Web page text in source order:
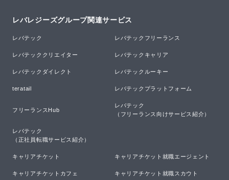
レバレジーズグループ関連サービス
レバテック レバテックフリーランス
レバテッククリエイター レバテックキャリア
レバテックダイレクト レバテックルーキー
teratail レバテックプラットフォーム
フリーランスHub
レバテック
（フリーランス向けサービス紹介）
レバテック
（正社員転職サービス紹介）
キャリアチケット キャリアチケット就職エージェント
キャリアチケットカフェ キャリアチケット就職スカウト